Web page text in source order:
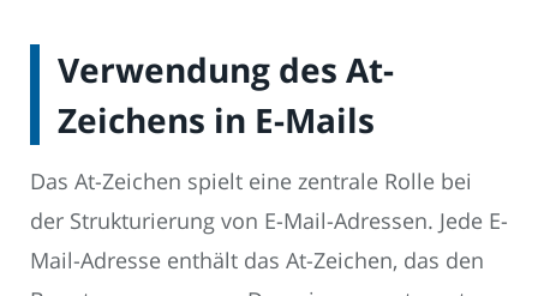
Verwendung des At-
Zeichens in E-Mails
Das At-Zeichen spielt eine zentrale Rolle bei
der Strukturierung von E-Mail-Adressen. Jede E-
Mail-Adresse enthält das At-Zeichen, das den